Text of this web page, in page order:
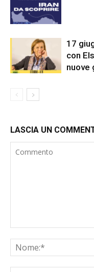
17
con
nuove
LASCIA UN